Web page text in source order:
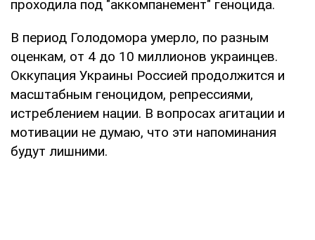
проходила под "аккомпанемент" геноцида.
В период Голодомора умерло, по разным
оценкам, от 4 до 10 миллионов украинцев.
Оккупация Украины Россией продолжится и
масштабным геноцидом, репрессиями,
истреблением нации. В вопросах агитации и
мотивации не думаю, что эти напоминания
будут лишними.